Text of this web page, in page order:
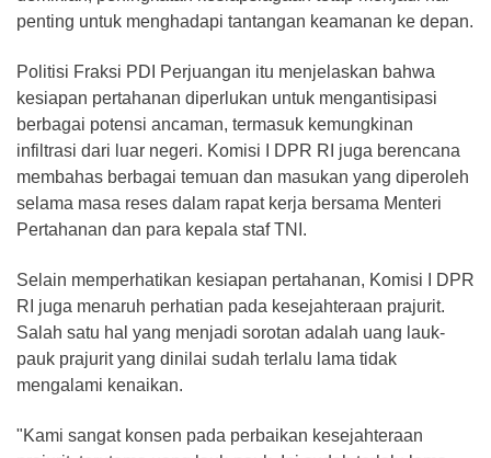
penting untuk menghadapi tantangan keamanan ke depan.
Politisi Fraksi PDI Perjuangan itu menjelaskan bahwa
kesiapan pertahanan diperlukan untuk mengantisipasi
berbagai potensi ancaman, termasuk kemungkinan
infiltrasi dari luar negeri. Komisi I DPR RI juga berencana
membahas berbagai temuan dan masukan yang diperoleh
selama masa reses dalam rapat kerja bersama Menteri
Pertahanan dan para kepala staf TNI.
Selain memperhatikan kesiapan pertahanan, Komisi I DPR
RI juga menaruh perhatian pada kesejahteraan prajurit.
Salah satu hal yang menjadi sorotan adalah uang lauk-
pauk prajurit yang dinilai sudah terlalu lama tidak
mengalami kenaikan.
"Kami sangat konsen pada perbaikan kesejahteraan